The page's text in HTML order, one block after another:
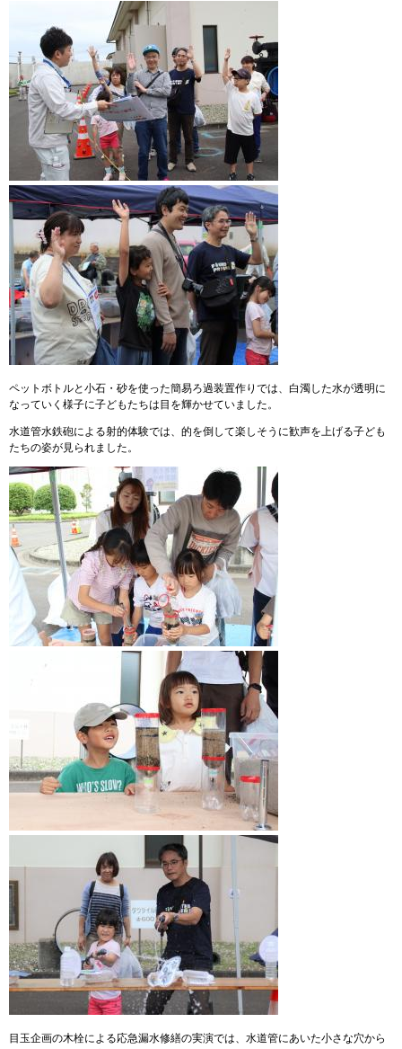
ペットボトルと小石・砂を使った簡易ろ過装置作りでは、白濁した水が透明に
なっていく様子に子どもたちは目を輝かせていました。
水道管水鉄砲による射的体験では、的を倒して楽しそうに歓声を上げる子ども
たちの姿が見られました。
目玉企画の木栓による応急漏水修繕の実演では、水道管にあいた小さな穴から